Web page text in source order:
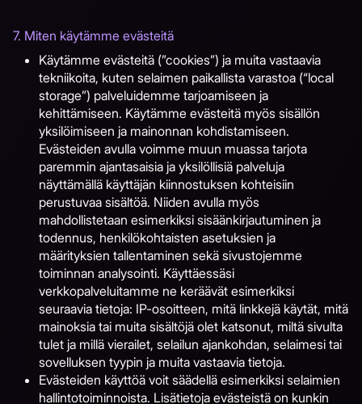
7. Miten käytämme evästeitä
Käytämme evästeitä (”cookies”) ja muita vastaavia
tekniikoita, kuten selaimen paikallista varastoa (“local
storage”) palveluidemme tarjoamiseen ja
kehittämiseen. Käytämme evästeitä myös sisällön
yksilöimiseen ja mainonnan kohdistamiseen.
Evästeiden avulla voimme muun muassa tarjota
paremmin ajantasaisia ja yksilöllisiä palveluja
näyttämällä käyttäjän kiinnostuksen kohteisiin
perustuvaa sisältöä. Niiden avulla myös
mahdollistetaan esimerkiksi sisäänkirjautuminen ja
todennus, henkilökohtaisten asetuksien ja
määrityksien tallentaminen sekä sivustojemme
toiminnan analysointi. Käyttäessäsi
verkkopalveluitamme ne keräävät esimerkiksi
seuraavia tietoja: IP-osoitteen, mitä linkkejä käytät, mitä
mainoksia tai muita sisältöjä olet katsonut, miltä sivulta
tulet ja millä vierailet, selailun ajankohdan, selaimesi tai
sovelluksen tyypin ja muita vastaavia tietoja.
Evästeiden käyttöä voit säädellä esimerkiksi selaimien
hallintotoiminnoista. Lisätietoja evästeistä on kunkin